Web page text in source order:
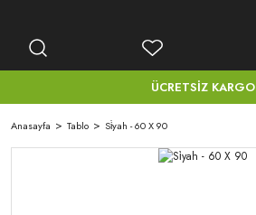
ÜCRETSİZ KARGO
Anasayfa Tablo Si̇yah - 60 X 90